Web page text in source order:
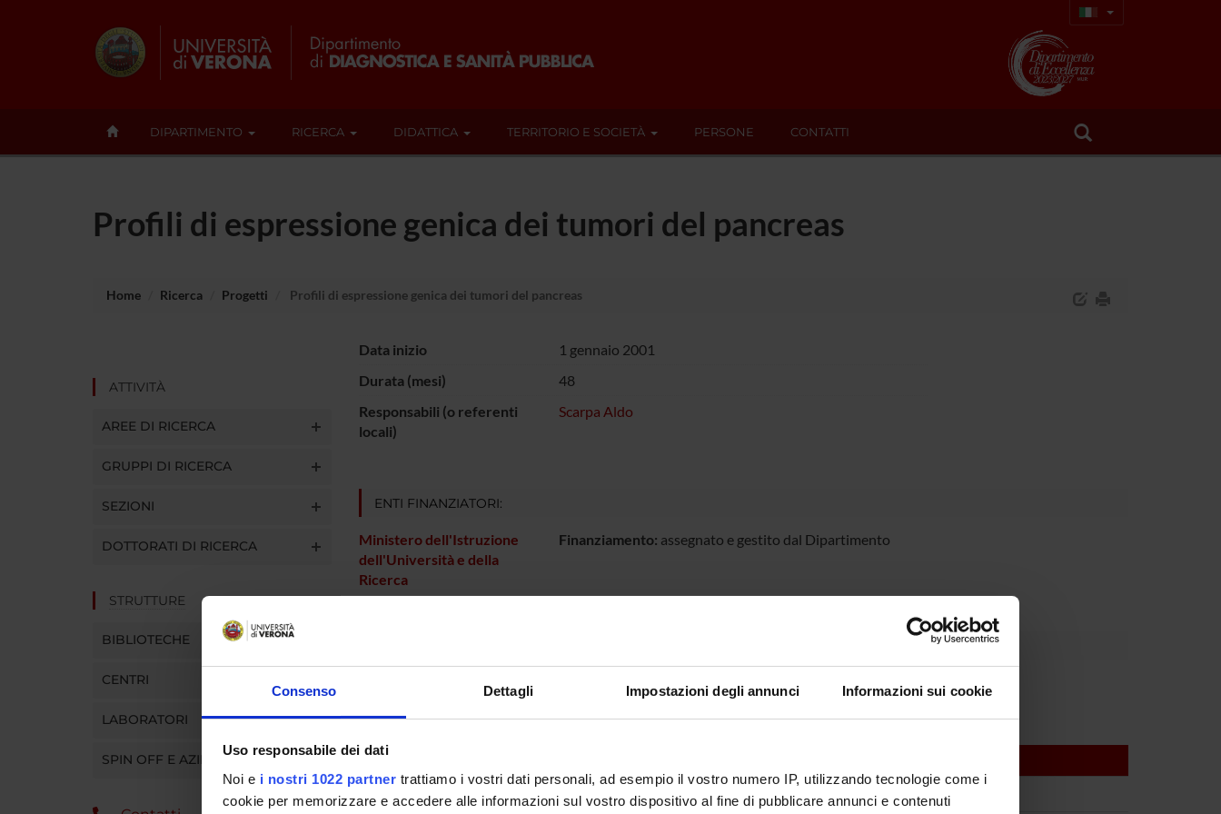
Consenso Dettagli Impostazioni degli annunci Informazioni sui cookie
Uso responsabile dei dati
Noi e i nostri 1022 partner trattiamo i vostri dati personali, ad esempio il vostro numero IP, utilizzando tecnologie come i
cookie per memorizzare e accedere alle informazioni sul vostro dispositivo al fine di pubblicare annunci e contenuti
DIPARTIMENTO RICERCA DIDATTICA TERRITORIO E SOCIETÀ PERSONE CONTATTI
Profili di espressione genica dei tumori del pancreas
Home Ricerca Progetti Profili di espressione genica dei tumori del pancreas
ATTIVITÀ
AREE DI RICERCA
GRUPPI DI RICERCA
SEZIONI
DOTTORATI DI RICERCA
STRUTTURE
BIBLIOTECHE
CENTRI
LABORATORI
SPIN OFF E AZIENDE
Data inizio
1 gennaio 2001
Durata (mesi)
48
Responsabili (o referenti
locali)
Scarpa Aldo
ENTI FINANZIATORI:
Ministero dell'Istruzione
dell'Università e della
Ricerca
Finanziamento: assegnato e gestito dal Dipartimento
Professore ordinario
Anatomia Patologica